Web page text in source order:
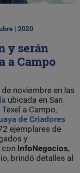
| 2020
y serán
a Campo
noviembre en las
ubicada en San
a Campo,
de Criadores
ejemplares de
y
con InfoNegocios,
brindó detalles al